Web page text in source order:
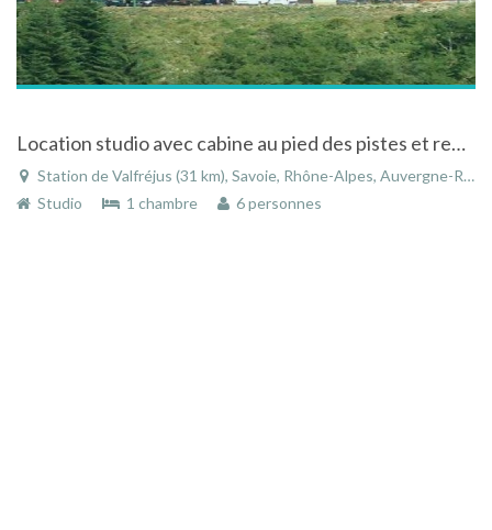
Location studio avec cabine au pied des pistes et remontées mécaniques Valfréjus Savoie
Station de Valfréjus (31 km), Savoie, Rhône-Alpes, Auvergne-Rhône-Alpes, France
Studio
1 chambre 6 personnes